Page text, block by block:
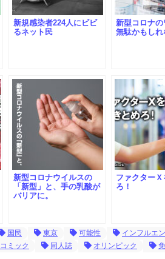
新規感染者224人にビビ
るネット民
新型コロナ
無駄かもしれ
新型コロナウイルスの
「新型」と、手の乳酸が
バリアに。
ファクター
ろ！
国民 東京 可能性 インフルエ
コミック 同人誌 オリンピック